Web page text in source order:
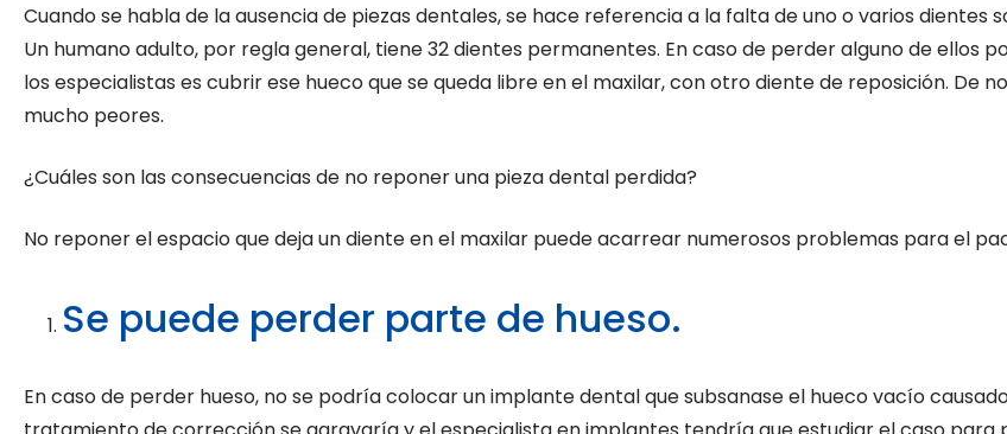
Cuando se habla de la ausencia de piezas dentales, se hace referencia a la falta de uno o varios dientes
Un humano adulto, por regla general, tiene 32 dientes permanentes. En caso de perder alguno de ellos
los especialistas es cubrir ese hueco que se queda libre en el maxilar, con otro diente de reposición. De
mucho peores.
¿Cuáles son las consecuencias de no reponer una pieza dental perdida?
No reponer el espacio que deja un diente en el maxilar puede acarrear numerosos problemas para el
Se puede perder parte de hueso.
En caso de perder hueso, no se podría colocar un implante dental que subsanase el hueco vacío